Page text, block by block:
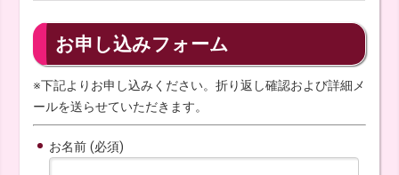
お申し込みフォーム
※下記よりお申し込みください。折り返し確認および詳細メ
ールを送らせていただきます。
お名前 (必須)